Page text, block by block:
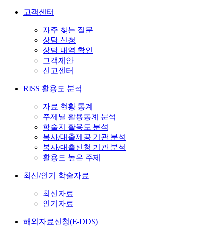
고객센터
자주 찾는 질문
상담 신청
상담 내역 확인
고객제안
신고센터
RISS 활용도 분석
자료 현황 통계
주제별 활용통계 분석
학술지 활용도 분석
복사/대출제공 기관 분석
복사/대출신청 기관 분석
활용도 높은 주제
최신/인기 학술자료
최신자료
인기자료
해외자료신청(E-DDS)